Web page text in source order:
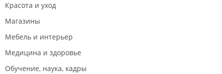
Красота и уход
Магазины
Мебель и интерьер
Медицина и здоровье
Обучение, наука, кадры